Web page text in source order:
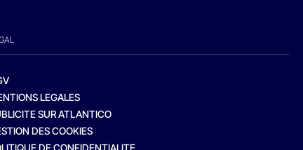
LEGALES
SUR ATLANTICO
DES COOKIES
DE CONFIDENTIALITE